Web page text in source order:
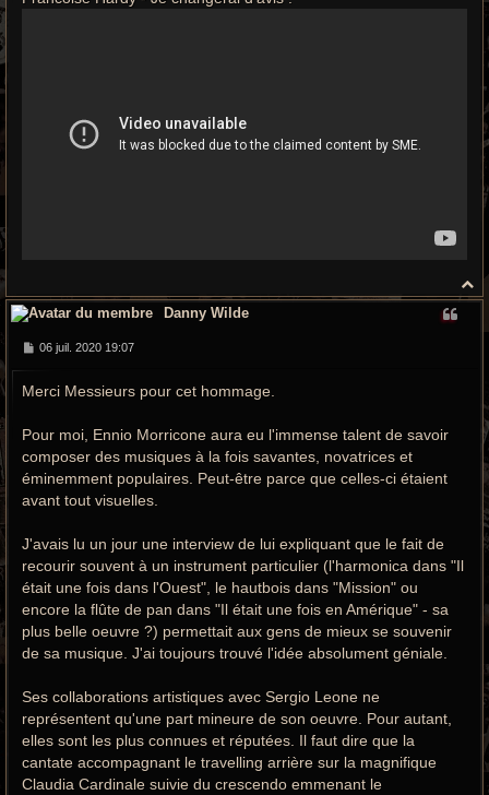
a
Danny Wilde
M
s
e
06 juil. 2020 19:07
Merci Messieurs pour cet hommage.
Pour moi, Ennio Morricone aura eu l'immense talent de savoir
composer des musiques à la fois savantes, novatrices et
éminemment populaires. Peut-être parce que celles-ci étaient
avant tout visuelles.
J'avais lu un jour une interview de lui expliquant que le fait de
recourir souvent à un instrument particulier (l'harmonica dans "Il
était une fois dans l'Ouest", le hautbois dans "Mission" ou
encore la flûte de pan dans "Il était une fois en Amérique" - sa
plus belle oeuvre ?) permettait aux gens de mieux se souvenir
de sa musique. J'ai toujours trouvé l'idée absolument géniale.
Ses collaborations artistiques avec Sergio Leone ne
représentent qu'une part mineure de son oeuvre. Pour autant,
elles sont les plus connues et réputées. Il faut dire que la
cantate accompagnant le travelling arrière sur la magnifique
Claudia Cardinale suivie du crescendo emmenant le